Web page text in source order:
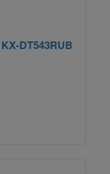
DT543RUB